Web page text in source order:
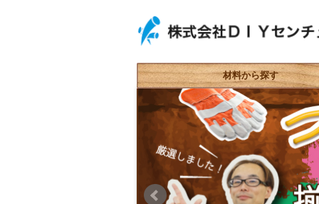
材料から探す